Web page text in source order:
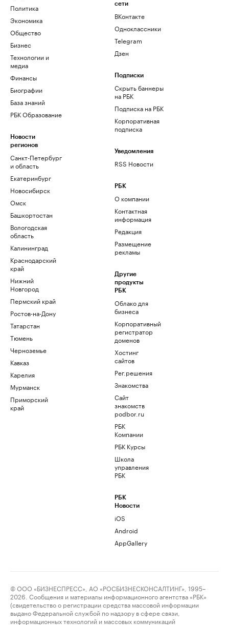
Политика
Экономика
Общество
Бизнес
Технологии и
медиа
Финансы
Биографии
База знаний
РБК Образование
Новости
регионов
Санкт-Петербург
и область
Екатеринбург
Новосибирск
Омск
Башкортостан
Вологодская
область
Калининград
Краснодарский
край
Нижний
Новгород
Пермский край
Ростов-на-Дону
Татарстан
Тюмень
Черноземье
Кавказ
Карелия
Мурманск
Приморский
край
сети
ВКонтакте
Одноклассники
Telegram
Дзен
Подписки
Скрыть баннеры
на РБК
Подписка на РБК
Корпоративная
подписка
Уведомления
RSS Новости
РБК
О компании
Контактная
информация
Редакция
Размещение
рекламы
Другие
продукты
РБК
Облако для
бизнеса
Корпоративный
регистратор
доменов
Хостинг
сайтов
Рег.решения
Знакомства
Сайт
знакомств
podbor.ru
РБК
Компании
РБК Курсы
Школа
управления
РБК
РБК
Новости
iOS
Android
AppGallery
© ООО «БИЗНЕСПРЕСС», АО «РОСБИЗНЕСКОНСАЛТИНГ», 1995–
2026. Сообщения и материалы информационного агентства «РБК»
(свидетельство о регистрации средства массовой информации
выдано Федеральной службой по надзору в сфере связи,
информационных технологий и массовых коммуникаций